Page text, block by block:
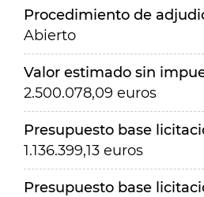
Procedimiento de
Abierto
Valor estimado sin
2.500.078,09 euros
Presupuesto base
1.136.399,13 euros
Presupuesto base